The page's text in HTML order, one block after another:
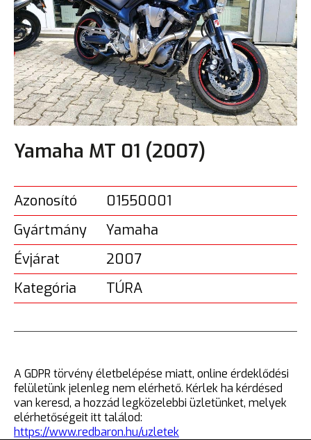
Yamaha MT 01 (2007)
Azonosító
01550001
Gyártmány
Yamaha
Évjárat
2007
Kategória
TÚRA
A GDPR törvény életbelépése miatt, online érdeklődési
felületünk jelenleg nem elérhető. Kérlek ha kérdésed
van keresd, a hozzád legközelebbi üzletünket, melyek
elérhetőségeit itt találod:
https://www.redbaron.hu/uzletek